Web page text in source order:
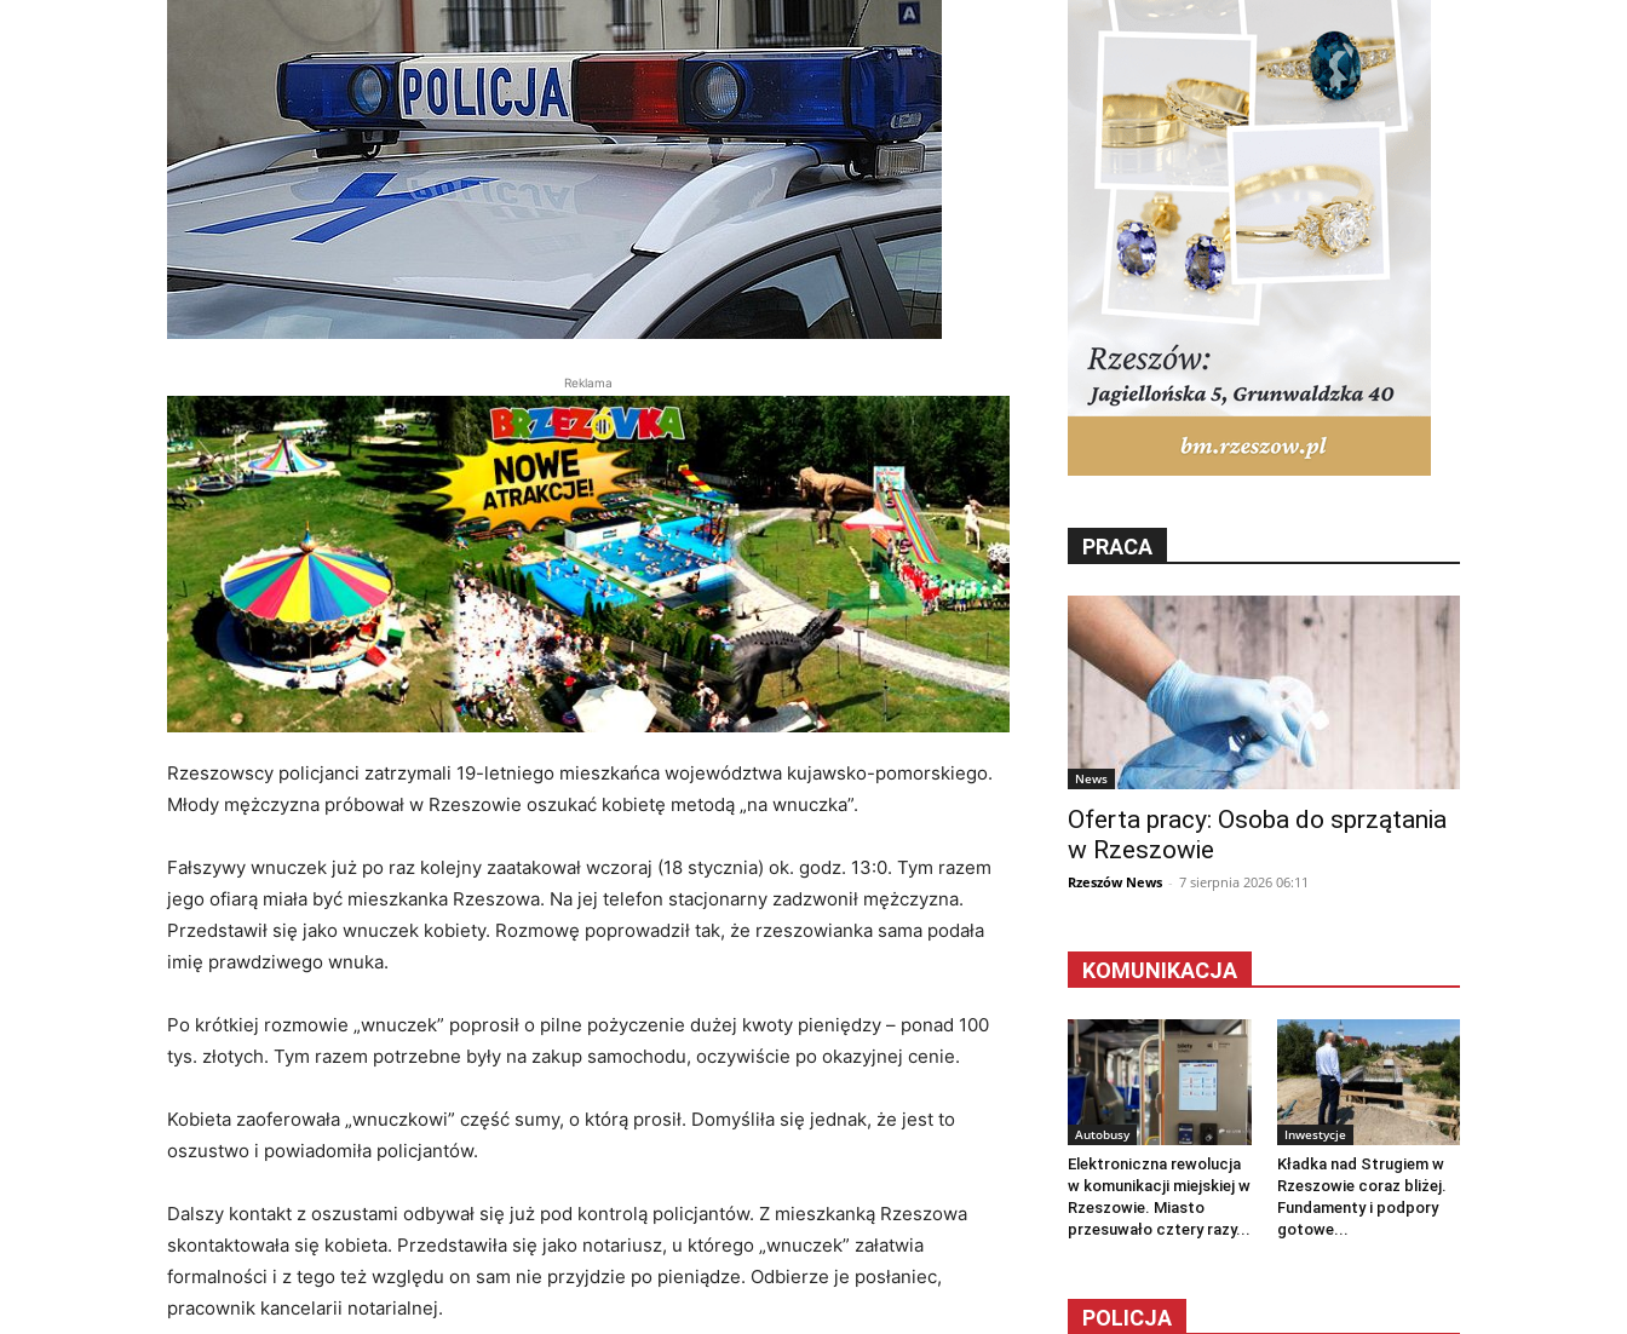
Reklama
Rzeszowscy policjanci zatrzymali 19-letniego mieszkańca województwa kujawsko-pomorskiego.
Młody mężczyzna próbował w Rzeszowie oszukać kobietę metodą „na wnuczka”.
Fałszywy wnuczek już po raz kolejny zaatakował wczoraj (18 stycznia) ok. godz. 13:0. Tym razem
jego ofiarą miała być mieszkanka Rzeszowa. Na jej telefon stacjonarny zadzwonił mężczyzna.
Przedstawił się jako wnuczek kobiety. Rozmowę poprowadził tak, że rzeszowianka sama podała
imię prawdziwego wnuka.
Po krótkiej rozmowie „wnuczek” poprosił o pilne pożyczenie dużej kwoty pieniędzy – ponad 100
tys. złotych. Tym razem potrzebne były na zakup samochodu, oczywiście po okazyjnej cenie.
Kobieta zaoferowała „wnuczkowi” część sumy, o którą prosił. Domyśliła się jednak, że jest to
oszustwo i powiadomiła policjantów.
Dalszy kontakt z oszustami odbywał się już pod kontrolą policjantów. Z mieszkanką Rzeszowa
skontaktowała się kobieta. Przedstawiła się jako notariusz, u którego „wnuczek” załatwia
formalności i z tego też względu on sam nie przyjdzie po pieniądze. Odbierze je posłaniec,
pracownik kancelarii notarialnej.
PRACA
News
Oferta pracy: Osoba do sprzątania
w Rzeszowie
Rzeszów News - 7 sierpnia 2026 06:11
KOMUNIKACJA
Autobusy
Elektroniczna rewolucja
w komunikacji miejskiej w
Rzeszowie. Miasto
przesuwało cztery razy...
Inwestycje
Kładka nad Strugiem w
Rzeszowie coraz bliżej.
Fundamenty i podpory
gotowe...
POLICJA